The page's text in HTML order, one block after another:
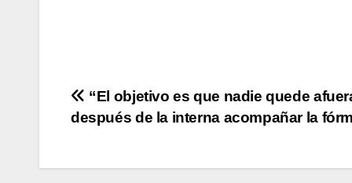
p
o
k
Navegación
de
entradas
“El objetivo es que nadie quede
después de la interna acompañar la